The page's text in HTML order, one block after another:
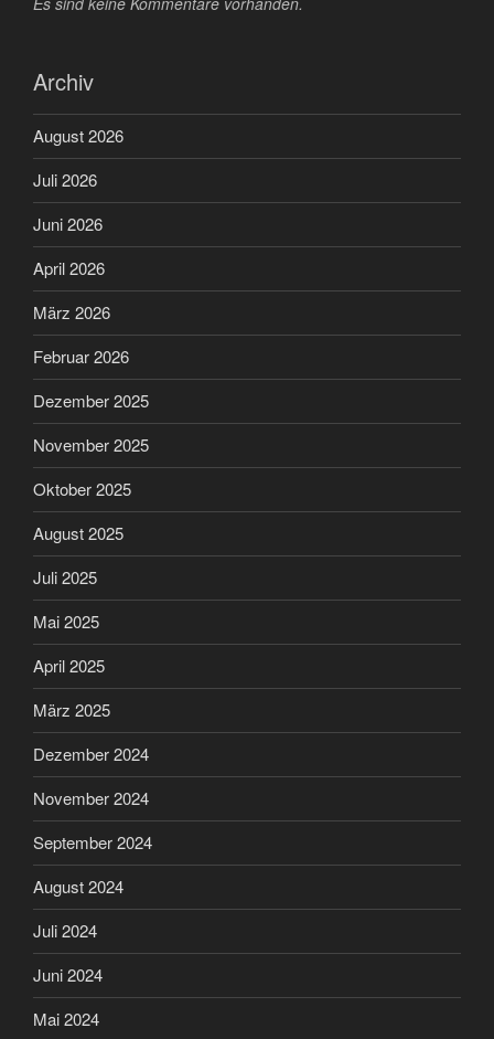
Archiv
August 2026
Juli 2026
Juni 2026
April 2026
März 2026
Februar 2026
Dezember 2025
November 2025
Oktober 2025
August 2025
Juli 2025
Mai 2025
April 2025
März 2025
Dezember 2024
November 2024
September 2024
August 2024
Juli 2024
Juni 2024
Mai 2024